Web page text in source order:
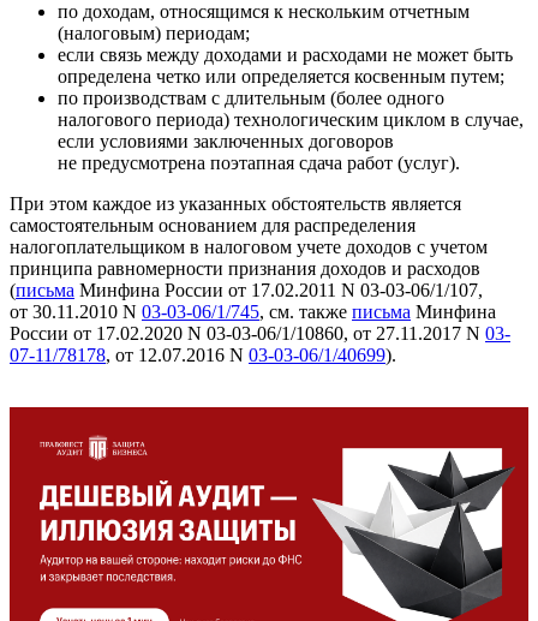
по доходам, относящимся к нескольким отчетным
(налоговым) периодам;
если связь между доходами и расходами не может быть
определена четко или определяется косвенным путем;
по производствам с длительным (более одного
налогового периода) технологическим циклом в случае,
если условиями заключенных договоров
не предусмотрена поэтапная сдача работ (услуг).
При этом каждое из указанных обстоятельств является
самостоятельным основанием для распределения
налогоплательщиком в налоговом учете доходов с учетом
принципа равномерности признания доходов и расходов
(письма Минфина России от 17.02.2011 N 03-03-06/1/107,
от 30.11.2010 N 03-03-06/1/745, см. также письма Минфина
России от 17.02.2020 N 03-03-06/1/10860, от 27.11.2017 N 03-
07-11/78178, от 12.07.2016 N 03-03-06/1/40699).